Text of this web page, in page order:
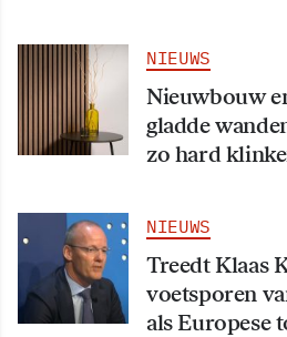
NIEUWS
Nieuwbouw
gladde
zo hard
NIEUWS
Treedt Klaas
voetsporen
als Europese